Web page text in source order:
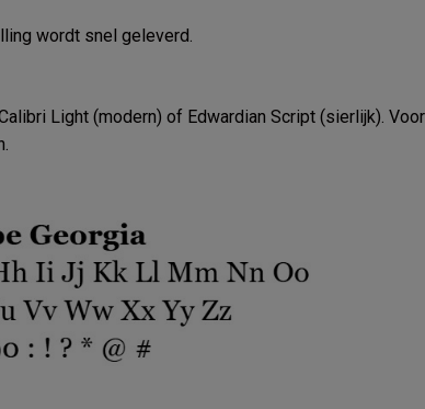
wordt snel geleverd.
Light (modern) of Edwardian Script (sierlijk).